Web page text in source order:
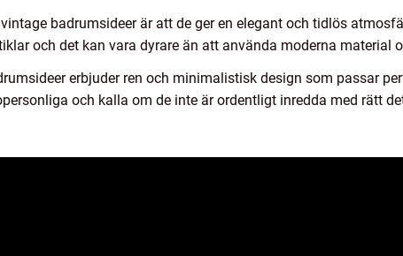
badrumsideer är att de ger en elegant och tidlös
och det kan vara dyrare än att använda moderna material
erbjuder ren och minimalistisk design som passar
och kalla om de inte är ordentligt inredda med rätt